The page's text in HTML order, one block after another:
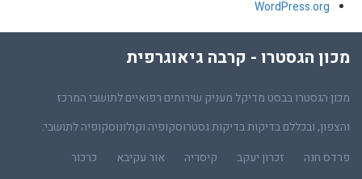
WordPress.org
מכון הגסטרו - קרבה גיאוגרפית
מכון הגסטרו בבסט מדיקל מעניק שירותים רפואיים לתושבי המרכז
והצפון, ובכללם בדיקות בדיקות גסטרוסקופיה וקולונוסקופיה לתושבי:
פרדס חנה
זכרון יעקב קיסריה אור עקיבא
כרכור